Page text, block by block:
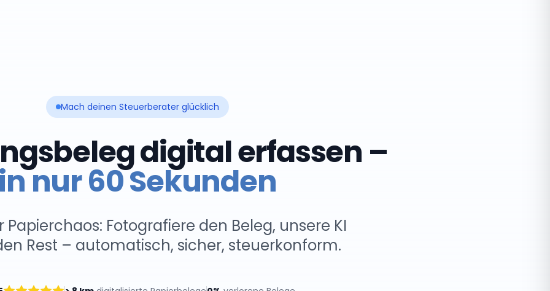
Mach deinen Steuerberater glücklich
digital erfassen –
nur 60 Sekunden
Papierchaos: Fotografiere den Beleg, unsere KI
Rest – automatisch, sicher, steuerkonform.